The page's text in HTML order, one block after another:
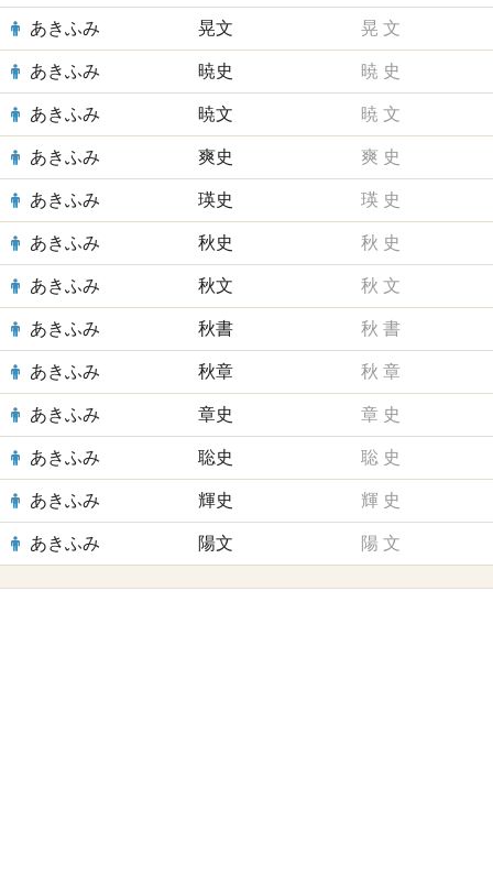
あきふみ 晃文 晃 文
あきふみ 暁史 暁 史
あきふみ 暁文 暁 文
あきふみ 爽史 爽 史
あきふみ 瑛史 瑛 史
あきふみ 秋史 秋 史
あきふみ 秋文 秋 文
あきふみ 秋書 秋 書
あきふみ 秋章 秋 章
あきふみ 章史 章 史
あきふみ 聡史 聡 史
あきふみ 輝史 輝 史
あきふみ 陽文 陽 文